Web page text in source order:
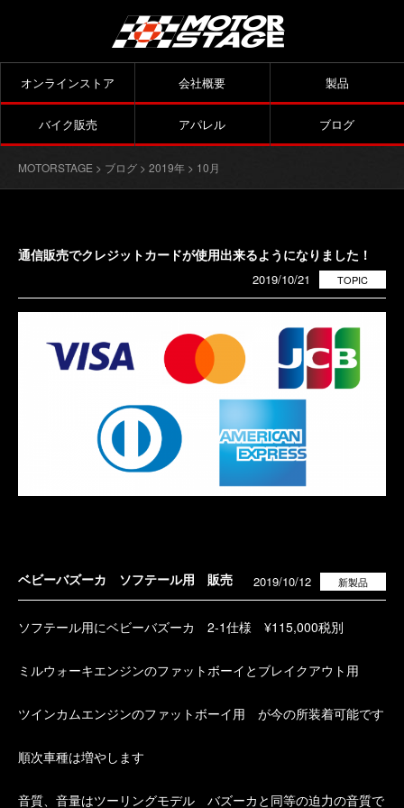
オンラインストア 会社概要 製品
バイク販売 アパレル ブログ
MOTORSTAGE > ブログ > 2019年 > 10月
通信販売でクレジットカードが使用出来るようになりました！
TOPIC
2019/10/21
ベビーバズーカ ソフテール用 販売 新製品
2019/10/12
ソフテール用にベビーバズーカ 2-1仕様 ¥115,000税別
ミルウォーキエンジンのファットボーイとブレイクアウト用
ツインカムエンジンのファットボーイ用 が今の所装着可能です
順次車種は増やします
音質、音量はツーリングモデル バズーカと同等の迫力の音質で